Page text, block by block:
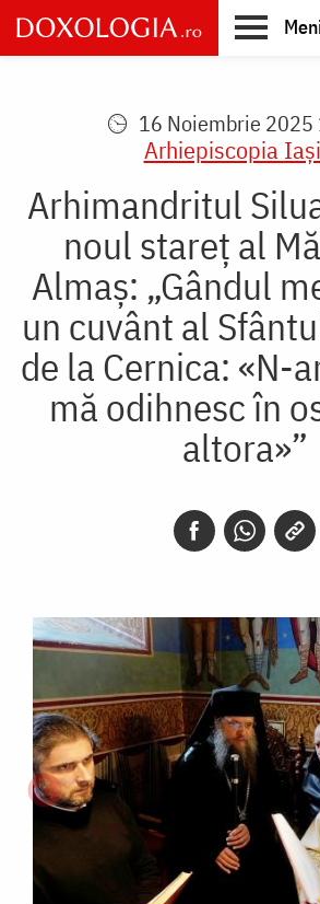
Skip
to
main
16 Noiembrie 2025
Arhiepiscopia
Arhimandritul
noul stareț al
Almaș: „Gândul
un cuvânt al
de la Cernica: «N-
mă odihnesc în
altora»”